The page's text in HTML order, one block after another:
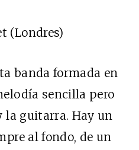
(Londres)
banda formada en
sencilla pero
la guitarra. Hay un
al fondo, de un